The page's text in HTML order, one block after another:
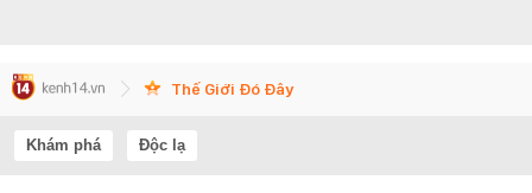
Thế Giới Đó Đây
Khám phá Độc lạ